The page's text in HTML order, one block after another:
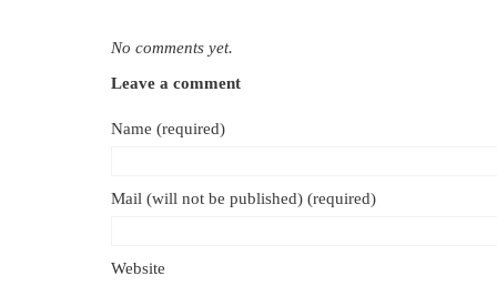
No comments yet.
Leave a comment
Name (required)
Mail (will not be published) (required)
Website